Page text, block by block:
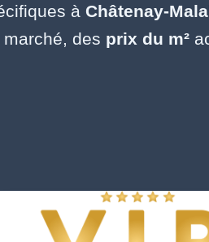
à Châtenay-
marché, des prix du m²
son